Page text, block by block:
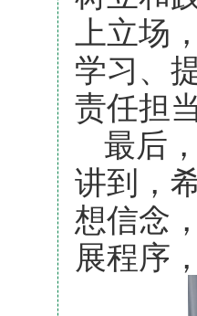
上立场
学习、
责任担
最后
讲到，
想信念
展程序